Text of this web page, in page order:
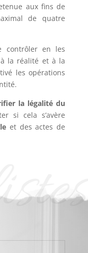
aux fins de
de quatre
contrôler en les
la réalité et à la
les opérations
la légalité du
si cela s’avère
et des actes de